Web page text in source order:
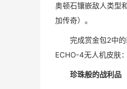
奥顿石镶嵌敌人类型
加传奇）。
完成赏金包2中
ECHO-4无人机皮肤：
珍珠般的战利品